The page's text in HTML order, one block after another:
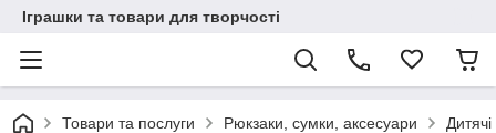
Іграшки та товари для творчості
Товари та послуги Рюкзаки, сумки, аксесуари